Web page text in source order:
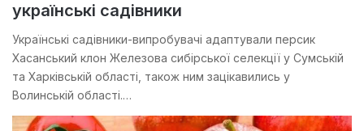
українські садівники
Українські садівники-випробувачі адаптували персик
Хасанський клон Железова сибірської селекції у Сумській
та Харківській області, також ним зацікавились у
Волинській області.…